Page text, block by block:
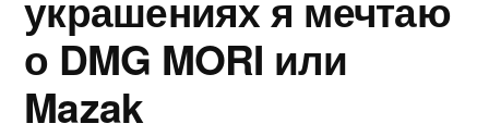
о DMG MORI или
Mazak